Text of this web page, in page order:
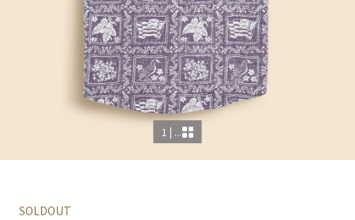
1 | ...
SOLDOUT